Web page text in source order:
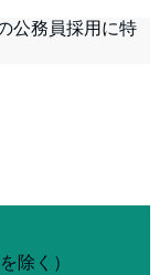
公務員採用に特
除く）